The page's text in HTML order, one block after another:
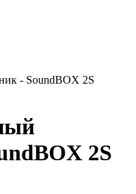
- SoundBOX 2S
2S